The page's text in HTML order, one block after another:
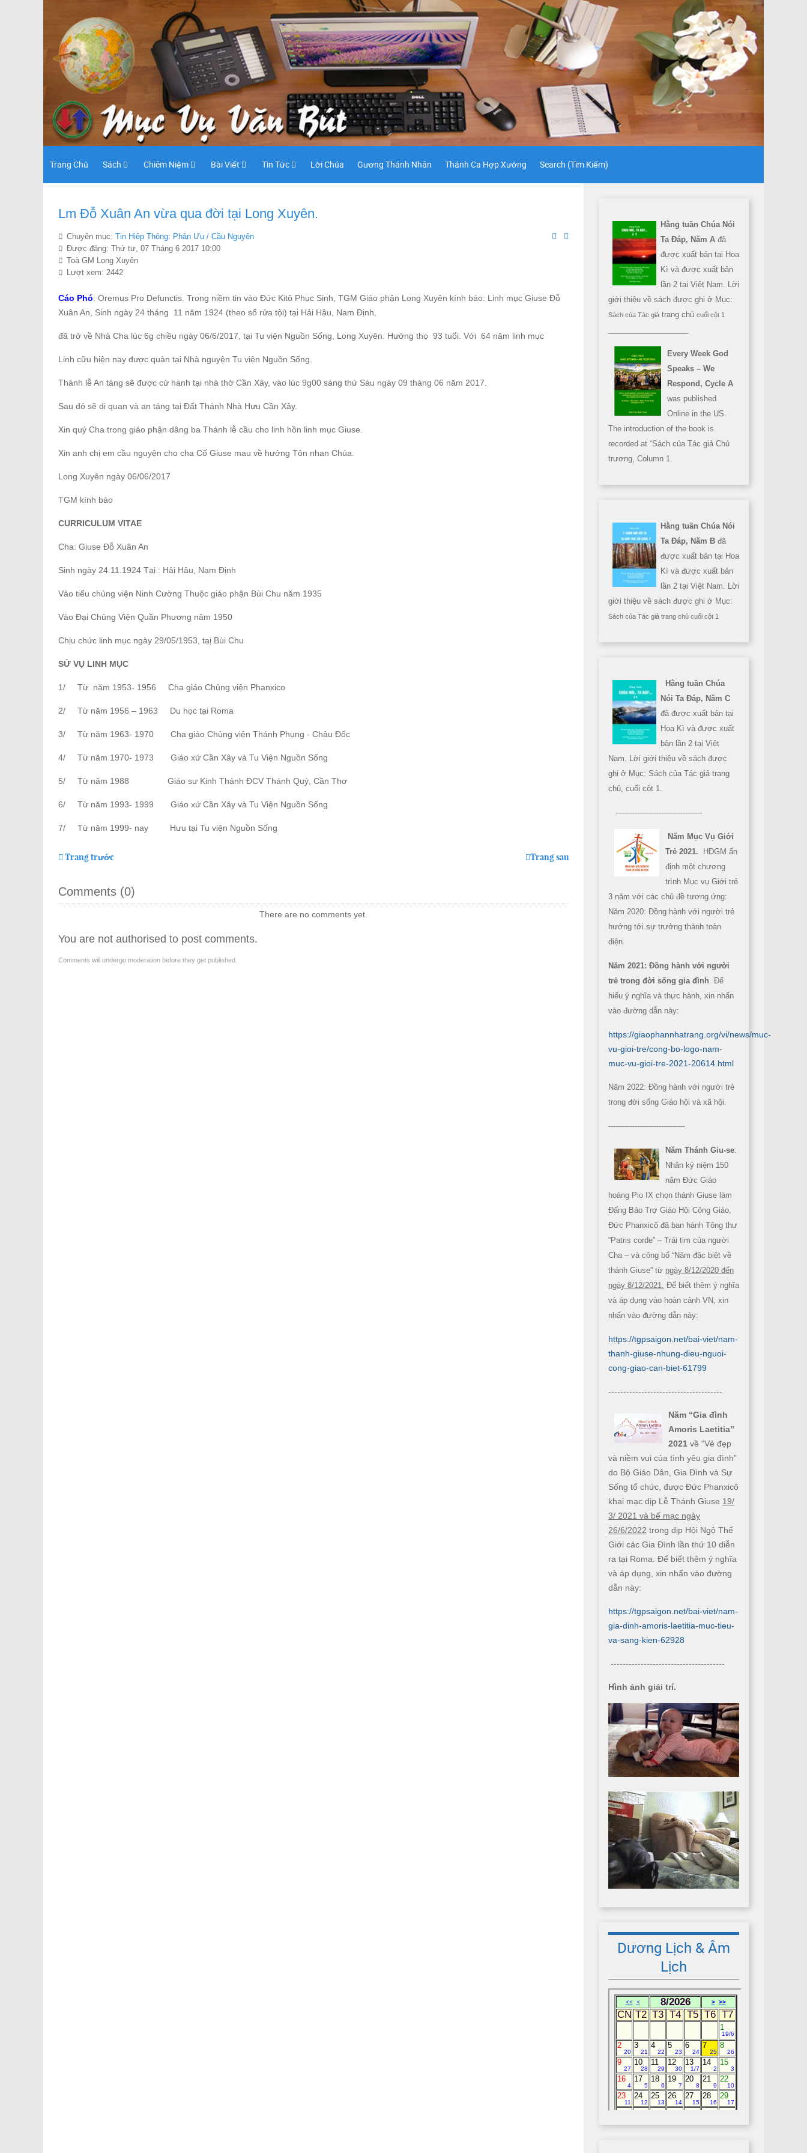
Trang Chủ Sách Chiêm Niệm Bài Viết Tin Tức Lời Chúa Gương Thánh Nhân Thánh Ca Hợp Xướng Search (Tìm Kiếm)
Lm Đỗ Xuân An vừa qua đời tại Long Xuyên.
Chuyên mục: Tin Hiệp Thông: Phân Ưu / Cầu Nguyện
Được đăng: Thứ tư, 07 Tháng 6 2017 10:00
Toà GM Long Xuyên
Lượt xem: 2442
Cáo Phó: Oremus Pro Defunctis. Trong niềm tin vào Đức Kitô Phục Sinh, TGM Giáo phận Long Xuyên kính báo: Linh mục Giuse Đỗ
Xuân An, Sinh ngày 24 tháng 11 năm 1924 (theo sổ rửa tội) tại Hải Hậu, Nam Định,
đã trở về Nhà Cha lúc 6g chiều ngày 06/6/2017, tại Tu viện Nguồn Sống, Long Xuyên. Hưởng thọ 93 tuổi. Với 64 năm linh mục
Linh cữu hiện nay được quàn tại Nhà nguyện Tu viện Nguồn Sống.
Thánh lễ An táng sẽ được cử hành tại nhà thờ Cần Xây, vào lúc 9g00 sáng thứ Sáu ngày 09 tháng 06 năm 2017.
Sau đó sẽ di quan và an táng tại Đất Thánh Nhà Hưu Cần Xây.
Xin quý Cha trong giáo phận dâng ba Thánh lễ cầu cho linh hồn linh mục Giuse.
Xin anh chị em cầu nguyện cho cha Cố Giuse mau về hưởng Tôn nhan Chúa.
Long Xuyên ngày 06/06/2017
TGM kính báo
CURRICULUM VITAE
Cha: Giuse Đỗ Xuân An
Sinh ngày 24.11.1924 Tại : Hải Hậu, Nam Định
Vào tiểu chủng viện Ninh Cường Thuộc giáo phận Bùi Chu năm 1935
Vào Đại Chủng Viện Quần Phương năm 1950
Chịu chức linh mục ngày 29/05/1953, tạị Bùi Chu
SỨ VỤ LINH MỤC
1/ Từ năm 1953- 1956 Cha giáo Chủng viện Phanxico
2/ Từ năm 1956 – 1963 Du học tại Roma
3/ Từ năm 1963- 1970 Cha giáo Chủng viện Thánh Phụng - Châu Đốc
4/ Từ năm 1970- 1973 Giáo xứ Cần Xây và Tu Viện Nguồn Sống
5/ Từ năm 1988 Giáo sư Kinh Thánh ĐCV Thánh Quý, Cần Thơ
6/ Từ năm 1993- 1999 Giáo xứ Cần Xây và Tu Viện Nguồn Sống
7/ Từ năm 1999- nay Hưu tại Tu viện Nguồn Sống
Trang trước Trang sau
Comments (0)
There are no comments yet.
You are not authorised to post comments.
Comments will undergo moderation before they get published.
Hằng tuần Chúa Nói
Ta Đáp, Năm A đã
được xuất bản tại Hoa
Kì và được xuất bản
lần 2 tại Việt Nam. Lời
giới thiệu về sách được ghi ở Mục:
Sách của Tác giả trang chủ cuối cột 1
Every Week God
Speaks – We
Respond, Cycle A
was published
Online in the US.
The introduction of the book is
recorded at “Sách của Tác giả Chủ
trương, Column 1.
Hằng tuần Chúa Nói
Ta Đáp, Năm B đã
được xuất bản tại Hoa
Kì và được xuất bản
lần 2 tại Việt Nam. Lời
giới thiệu về sách được ghi ở Mục:
Sách của Tác giả trang chủ cuối cột 1
Hằng tuần Chúa
Nói Ta Đáp, Năm C
đã được xuất bản tại
Hoa Kì và được xuất
bản lần 2 tại Việt
Nam. Lời giới thiệu về sách được
ghi ở Mục: Sách của Tác giả trang
chủ, cuối cột 1.
------------------------------------
Năm Mục Vụ Giới
Trẻ 2021.
HĐGM ấn
định một chương
trình Mục vụ Giới trẻ
3 năm với các chủ đề tương ứng:
Năm 2020: Đồng hành với người trẻ
hướng tới sự trưởng thành toàn
diện.
Năm 2021: Đồng hành với người
trẻ trong đời sống gia đình. Để
hiểu ý nghĩa và thực hành, xin nhấn
vào đường dẫn này:
https://giaophannhatrang.org/vi/news/muc-
vu-gioi-tre/cong-bo-logo-nam-
muc-vu-gioi-tre-2021-20614.html
Năm 2022: Đồng hành với người trẻ
trong đời sống Giáo hội và xã hội.
--------------------------------
Năm Thánh Giu-se:
Nhân kỷ niệm 150
năm Đức Giáo
hoàng Pio IX chọn thánh Giuse làm
Đấng Bảo Trợ Giáo Hội Công Giáo,
Đức Phanxicô đã ban hành Tông thư
“Patris corde” – Trái tim của người
Cha – và công bố “Năm đặc biệt về
thánh Giuse” từ ngày 8/12/2020 đến
ngày 8/12/2021. Để biết thêm ý nghĩa
và áp dụng vào hoàn cảnh VN, xin
nhấn vào đường dẫn này:
https://tgpsaigon.net/bai-viet/nam-
thanh-giuse-nhung-dieu-nguoi-
cong-giao-can-biet-61799
--------------------------------------
Năm “Gia đình
Amoris Laetitia”
2021 về “Vẻ đẹp
và niềm vui của tình yêu gia đình”
do Bộ Giáo Dân, Gia Đình và Sự
Sống tổ chức, được Đức Phanxicô
khai mạc dịp Lễ Thánh Giuse 19/
3/ 2021 và bế mạc ngày
26/6/2022 trong dịp Hội Ngộ Thế
Giới các Gia Đình lần thứ 10 diễn
ra tại Roma. Để biết thêm ý nghĩa
và áp dụng, xin nhấn vào đường
dẫn này:
https://tgpsaigon.net/bai-viet/nam-
gia-dinh-amoris-laetitia-muc-tieu-
va-sang-kien-62928
--------------------------------------
Hình ảnh giải trí.
Dương Lịch & Âm
Lịch